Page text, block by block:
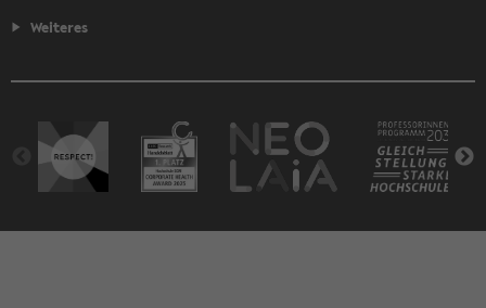
Weiteres